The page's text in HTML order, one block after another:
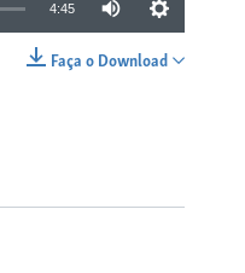
4:45
Faça o Download